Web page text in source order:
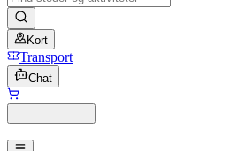
Kort
Transport
Chat